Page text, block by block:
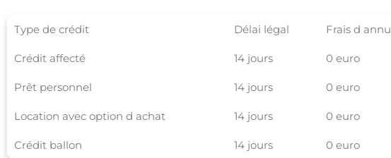
Type de crédit Délai légal Frais d
Crédit affecté 14 jours 0 euro
Prêt personnel 14 jours 0 euro
Location avec option d achat 14 jours 0 euro
Crédit ballon 14 jours 0 euro